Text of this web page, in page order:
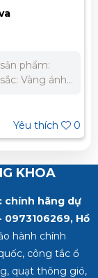
phẩm:
Vàng ánh
tôi để nhận
310
733 – 0945
Yêu thích 0
KHOA
chính hãng dự
Hồ
hành chính
công tắc ổ
quạt thông gió,